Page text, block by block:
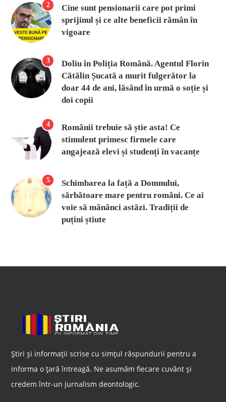
2
Cine sunt pensionarii care pot primi
sprijinul și ce alte beneficii rămân în
vigoare
3
Doliu în Poliția Română. Agentul Florin
Cătălin Șucată a murit fulgerător la
doar 44 de ani, lăsând în urmă o soție și
doi copii
4
Românii trebuie să știe asta! Ce
stimulent primesc firmele care
angajează elevi și studenți în vacanțe
5
Schimbarea la față a Domnului,
sărbătoare mare pentru români. Ce ai
voie să mânânci astăzi. Tradiții de
puțini știute
Știri și informații scrise cu simțul răspundurii pentru a
informa o țară întreagă. Ne asumăm fiecare cuvânt și
credem într-un jurnalism deontologic.